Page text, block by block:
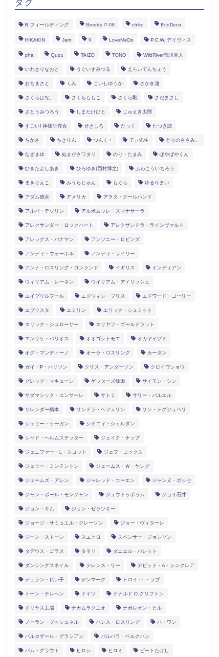
B.フィールディング Beretta P-08 chiko EcoDeco
HIKAKIN Jam K LoveMeDo P.C.W. デイヴィス
pha Ququ TAIZO TONO WildRiver荒川直人
いわきりなおと うぐいすみつる えらいてんちょう
おちまさと くみ こいしゆうか さかき漣
さくらはな。 さくらももこ さくら剛 さだまさし
さとうみつろう しまたけひと じゅえき太郎
すごい! 神様研究会 せきしろ たっく たつき諒
ちかさ ちきりん つんく♂ てぃ先生 とりのささみ。
なぎまゆ ぬまがさワタリ のり・たまみ ぱやぱやくん
ひきたよしあき ひろゆき(西村博之) ふわこういちろう
まきりえこ みうらじゅん もぐら ゆるりまい
アダム徳永 アメリカ アラタ・クールハンド
アルパ・テソリン アルボムッレ・スマナサーラ
アレクサンダー・ロックハート アレクサンドラ・ラインヴァルト
アレックス・バナヤン アンソニー・ロビンズ
アンディ・ウォーホル アンディ・ライリー
アンナ・ロスリング・ロンランド イギリス インディアン
ウィリアム・レーネン ウイリアム・アイリッシュ
エイプリルフール エドウィン・ブリス エドワード・ゴーリー
エブリスタ エミリン エリック・シュミット
エリック・シュローサー エリヤフ・ゴールドラット
エンリケ・バリオス オオゴシトモエ オカヤイヅミ
オグ・マンディーノ オーラ・ロスリング カータン
ガイ・P・ハリソン クリス・アンダーソン クロイワショウ
グレッグ・マキューン ゲッターズ飯田 サイモン・シン
サダマシック・コンサーレ サトミ サリー・バルエル
サレンダー橋本 サンドラ・ヘフェリン サン・テグジュペリ
シェリー・ケーガン シドニィ・シェルダン
シャド・ヘルムステッター ジェイク・ナップ
ジェニファー・L・スコット ジェフ・コックス
ジェリー・ミンチントン ジェームス・Ｗ・ヤング
ジェームズ・アレン ジャレッド・コーエン ジャンヌ・ボッセ
ジャン・ポール・モンジャン ジュウドゥポゥム ジョイ石井
ジョン・キム ジョン・ゼラツキー
ジョージ・サミュエル・クレーソン ジョー・ヴィターレ
ジーン・ストーン スエヒロ スペンサー・ジョンソン
タデウス・ゴラス タモリ ダニエル・バレット
ダンシングスネイル テレンス・リー デビッド・A・シンクレア
デュラン・れい子 デンマーク トロイ・L・ラブ
トーン・テレヘン ドイツ ドナルド O.クリフトン
ドリヤス工場 ナカムラクニオ ナポレオン・ヒル
ノーラン・ブッシュネル ハンス・ロスリング ハ・ワン
バルタザール・グラシアン バルバラ・ベルクハン
パム・グラウト ヒロシ ヒロミ ビートたけし